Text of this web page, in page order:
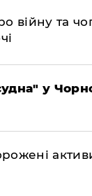
війну та
у